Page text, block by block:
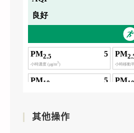
其他操作